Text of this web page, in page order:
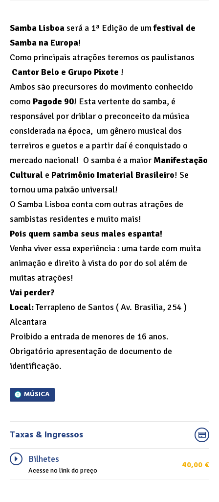
Samba Lisboaserá a 1ª Edição de umfestival de
Samba na Europa!
Como principais atrações teremos os paulistanos
Cantor Belo e Grupo Pixote !
Ambos são precursores do movimento conhecido
como Pagode 90! Esta vertente do samba, é
responsável por driblar o preconceito da música
considerada na época, um gênero musical dos
terreiros e guetos e a partir daí é conquistado o
mercado nacional! O samba é a maior Manifestação
Cultural e Patrimônio Imaterial Brasileiro! Se
tornou uma paixão universal!
O Samba Lisboa conta com outras atrações de
sambistas residentes e muito mais!
Pois quem samba seus males espanta!
Venha viver essa experiência : uma tarde com muita
animação e direito à vista do por do sol além de
muitas atrações!
Vai perder?
Local:Terrapleno de Santos ( Av. Brasilia, 254 )
Alcantara
Proibido a entrada de menores de 16 anos.
Obrigatório apresentação de documento de
identificação.
MÚSICA
Taxas & Ingressos
Bilhetes
Acesse no link do preço 40,00€